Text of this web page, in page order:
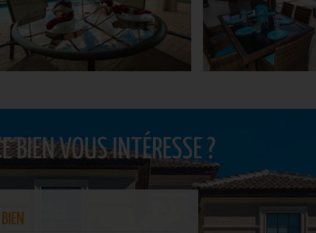
BIEN VOUS INTÉRESSE ?